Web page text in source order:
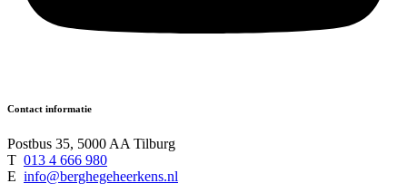
Contact informatie
Postbus 35, 5000 AA Tilburg
T 013 4 666 980
E info@berghegeheerkens.nl